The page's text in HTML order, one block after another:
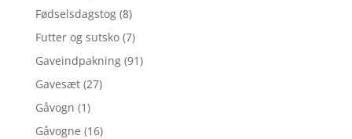
Fødselsdagstog (8)
Futter og sutsko (7)
Gaveindpakning (91)
Gavesæt (27)
Gåvogn (1)
Gåvogne (16)